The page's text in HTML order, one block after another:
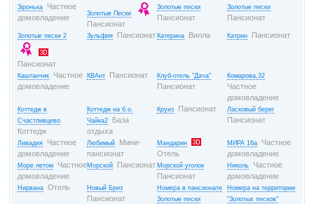
Зіронька
Частное
домовладение
Золотые Пески
Пансионат
Золотые пески
Пансионат
Золотые пески
Пансионат
Золотые пески 2
Пансионат
Зульфия Пансионат Катерина Вилла Катрин Пансионат
Каштанчик
Частное
домовладение
КВАнт Пансионат Клуб-отель "Дача"
Пансионат
Комарова,32
Частное
домовладение
Коттедж в
Счастливцево
Коттедж
Коттедж на б.о.
Чайка2
База
отдыха
Круиз Пансионат Ласковый берег
Пансионат
Ливадия
Частное
домовладение
Любимый
Мини-
пансионат
Мандарин
Отель
МИРА 16а
Частное
домовладение
Море летом
Частное
домовладение
Морской Пансионат Морской уголок
Пансионат
Николь
Частное
домовладение
Нирвана Отель Новый Бриз
Пансионат
Номера в пансионате
Золотые пески
Номера на территории
"Золотых песков"